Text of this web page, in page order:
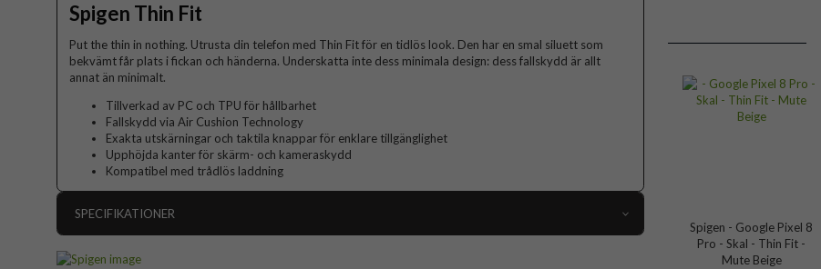
Spigen - Google Pixel 8
Pro - Skal - Thin Fit -
Mute Beige
Spigen Thin Fit
Put the thin in nothing. Utrusta din telefon med Thin Fit för en tidlös look. Den har en smal siluett som
bekvämt får plats i fickan och händerna. Underskatta inte dess minimala design: dess fallskydd är allt
annat än minimalt.
Tillverkad av PC och TPU för hållbarhet
Fallskydd via Air Cushion Technology
Exakta utskärningar och taktila knappar för enklare tillgänglighet
Upphöjda kanter för skärm- och kameraskydd
Kompatibel med trådlös laddning
SPECIFIKATIONER